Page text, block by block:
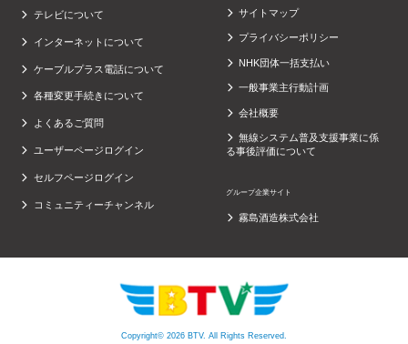
テレビについて
インターネットについて
ケーブルプラス電話について
各種変更手続きについて
よくあるご質問
ユーザーページログイン
セルフページログイン
コミュニティーチャンネル
サイトマップ
プライバシーポリシー
NHK団体一括支払い
一般事業主行動計画
会社概要
無線システム普及支援事業に係
る事後評価について
グループ企業サイト
霧島酒造株式会社
Copyright© 2026 BTV. All Rights Reserved.